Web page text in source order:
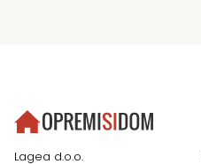
Lagea d.o.o.